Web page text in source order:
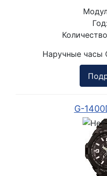
Наручные часы
G-